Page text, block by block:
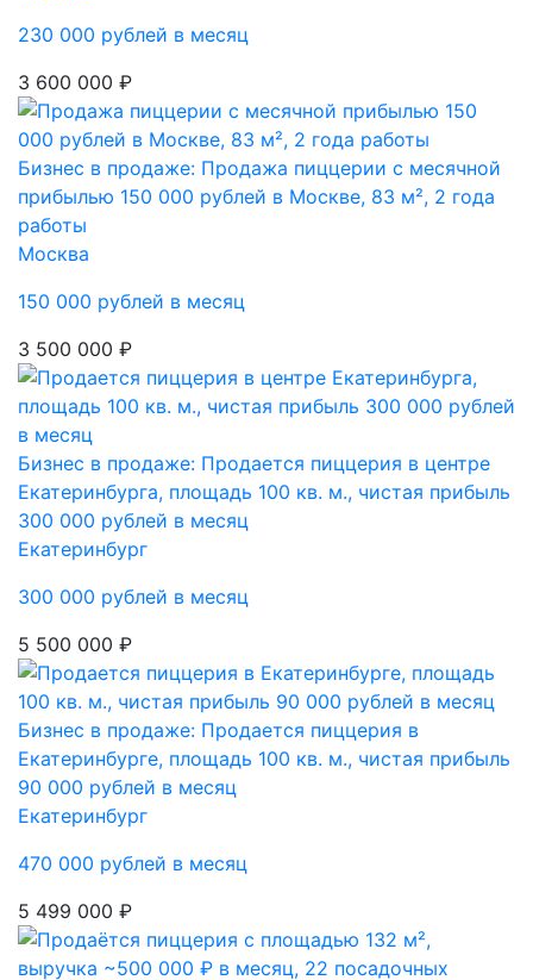
230 000 рублей в месяц
3 600 000 ₽
Бизнес в продаже: Продажа пиццерии с месячной
прибылью 150 000 рублей в Москве, 83 м², 2 года
работы
Москва
150 000 рублей в месяц
3 500 000 ₽
Бизнес в продаже: Продается пиццерия в центре
Екатеринбурга, площадь 100 кв. м., чистая прибыль
300 000 рублей в месяц
Екатеринбург
300 000 рублей в месяц
5 500 000 ₽
Бизнес в продаже: Продается пиццерия в
Екатеринбурге, площадь 100 кв. м., чистая прибыль
90 000 рублей в месяц
Екатеринбург
470 000 рублей в месяц
5 499 000 ₽